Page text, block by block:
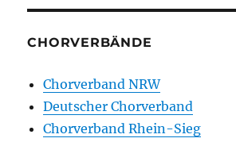
CHORVERBÄNDE
Chorverband NRW
Deutscher Chorverband
Chorverband Rhein-Sieg